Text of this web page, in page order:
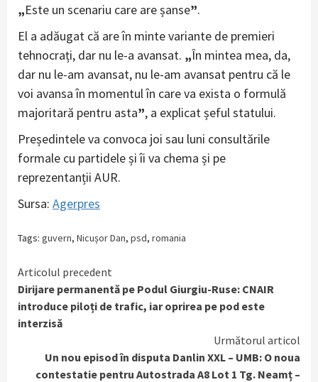
„Este un scenariu care are șanse”.
El a adăugat că are în minte variante de premieri
tehnocrați, dar nu le-a avansat. „În mintea mea, da,
dar nu le-am avansat, nu le-am avansat pentru că le
voi avansa în momentul în care va exista o formulă
majoritară pentru asta”, a explicat șeful statului.
Președintele va convoca joi sau luni consultările
formale cu partidele și îi va chema și pe
reprezentanții AUR.
Sursa: Agerpres
Tags: guvern, Nicușor Dan, psd, romania
Continue
Reading
Articolul precedent
Dirijare permanentă pe Podul Giurgiu-Ruse: CNAIR
introduce piloți de trafic, iar oprirea pe pod este
interzisă
Următorul articol
Un nou episod în disputa Danlin XXL – UMB: O noua
contestatie pentru Autostrada A8 Lot 1 Tg. Neamț –